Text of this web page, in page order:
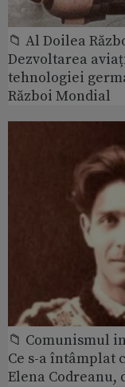
📁 Al Doilea
Dezvoltarea
tehnologiei
Război Mondial
📁 Comunismul
Ce s-a întâmplat
Elena Codreanu,